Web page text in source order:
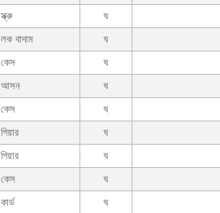
স্ক্রু
ঘ
লক বাদাম
ঘ
কেস
ঘ
আসন
ঘ
কেস
ঘ
গিয়ার
ঘ
গিয়ার
ঘ
কেস
ঘ
কার্ড
ঘ